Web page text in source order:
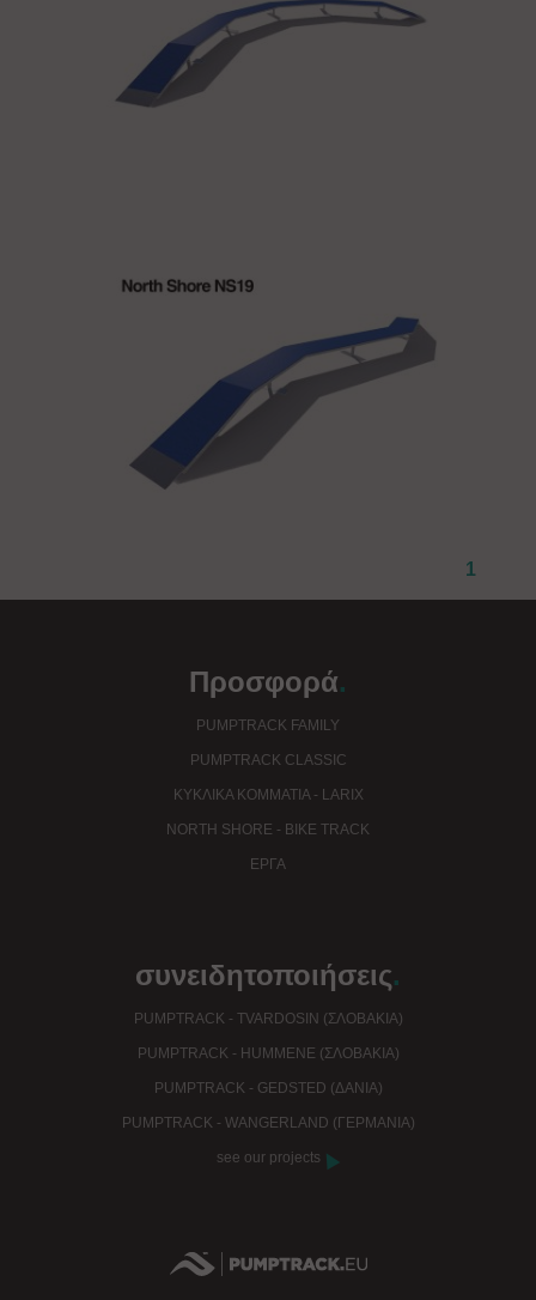
1
Προσφορά.
PUMPTRACK FAMILY
PUMPTRACK CLASSIC
ΚΥΚΛΙΚΆ ΚΟΜΜΆΤΙΑ - LARIX
NORTH SHORE - BIKE TRACK
EΡΓΑ
συνειδητοποιήσεις.
PUMPTRACK - TVARDOSIN (ΣΛΟΒΑΚΊΑ)
PUMPTRACK - HUMMENE (ΣΛΟΒΑΚΊΑ)
PUMPTRACK - GEDSTED (ΔΑΝΊΑ)
PUMPTRACK - WANGERLAND (ΓΕΡΜΑΝΊΑ)
see our projects